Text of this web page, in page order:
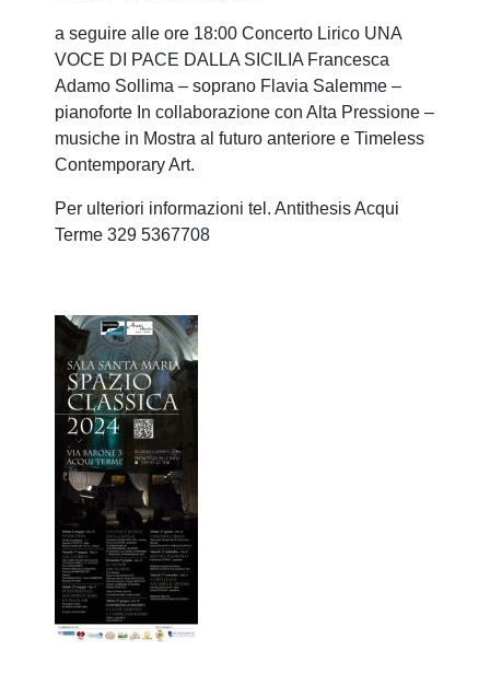
a seguire alle ore 18:00 Concerto Lirico UNA
VOCE DI PACE DALLA SICILIA Francesca
Adamo Sollima – soprano Flavia Salemme –
pianoforte In collaborazione con Alta Pressione –
musiche in Mostra al futuro anteriore e Timeless
Contemporary Art.
Per ulteriori informazioni tel. Antithesis Acqui
Terme 329 5367708